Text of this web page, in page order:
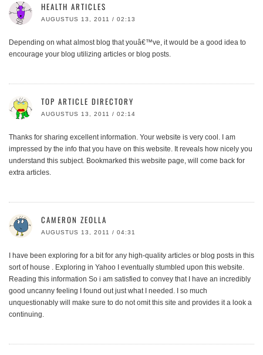
HEALTH ARTICLES
AUGUSTUS 13, 2011 / 02:13
Depending on what almost blog that youâ€™ve, it would be a good idea to
encourage your blog utilizing articles or blog posts.
TOP ARTICLE DIRECTORY
AUGUSTUS 13, 2011 / 02:14
Thanks for sharing excellent information. Your website is very cool. I am
impressed by the info that you have on this website. It reveals how nicely you
understand this subject. Bookmarked this website page, will come back for
extra articles.
CAMERON ZEOLLA
AUGUSTUS 13, 2011 / 04:31
I have been exploring for a bit for any high-quality articles or blog posts in this
sort of house . Exploring in Yahoo I eventually stumbled upon this website.
Reading this information So i am satisfied to convey that I have an incredibly
good uncanny feeling I found out just what I needed. I so much
unquestionably will make sure to do not omit this site and provides it a look a
continuing.